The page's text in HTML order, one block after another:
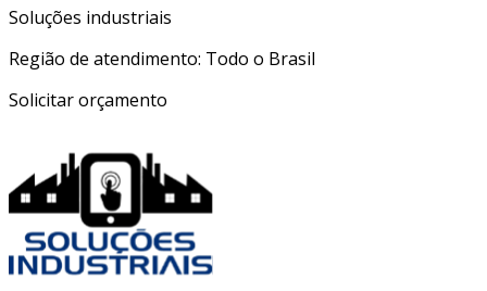
Soluções industriais
Região de atendimento: Todo o Brasil
Solicitar orçamento